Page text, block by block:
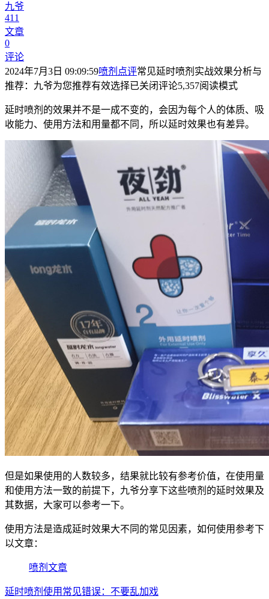
九爷
411
文章
0
评论
2024年7月3日 09:09:59喷剂点评常见延时喷剂实战效果分析与
推荐：九爷为您推荐有效选择已关闭评论5,357阅读模式
延时喷剂的效果并不是一成不变的，会因为每个人的体质、吸
收能力、使用方法和用量都不同，所以延时效果也有差异。
但是如果使用的人数较多，结果就比较有参考价值，在使用量
和使用方法一致的前提下，九爷分享下这些喷剂的延时效果及
其数据，大家可以参考一下。
使用方法是造成延时效果大不同的常见因素，如何使用参考下
以文章：
喷剂文章
延时喷剂使用常见错误：不要乱加戏